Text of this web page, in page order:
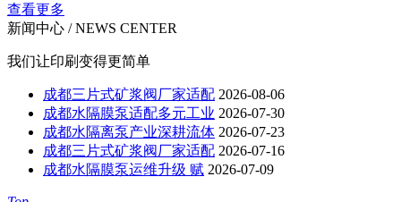
查看更多
新闻中心 / NEWS CENTER
我们让印刷变得更简单
成都三片式矿浆阀厂家适配 2026-08-06
成都水隔膜泵适配多元工业 2026-07-30
成都水隔离泵产业深耕流体 2026-07-23
成都三片式矿浆阀厂家适配 2026-07-16
成都水隔膜泵运维升级 赋 2026-07-09